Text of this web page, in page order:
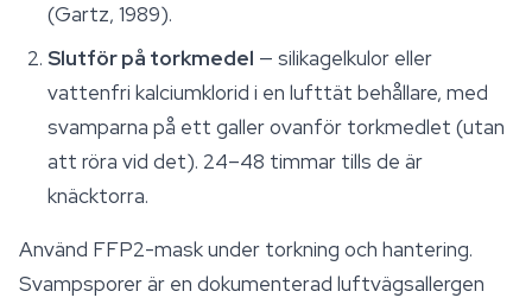
(Gartz, 1989).
Slutför på torkmedel — silikagelkulor eller
vattenfri kalciumklorid i en lufttät behållare, med
svamparna på ett galler ovanför torkmedlet (utan
att röra vid det). 24–48 timmar tills de är
knäcktorra.
Använd FFP2-mask under torkning och hantering.
Svampsporer är en dokumenterad luftvägsallergen